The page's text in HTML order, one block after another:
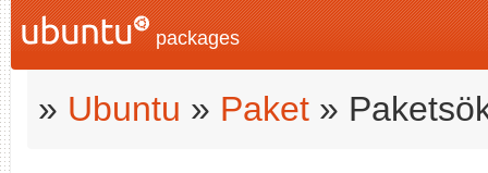
packages
» Ubuntu » Paket »